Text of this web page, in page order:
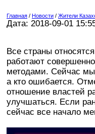
Главная / Новости / Жители
Дата: 2018-09-01
Все страны
работают
методами. Сейчас мы
а кто ошибается.
отношение властей
улучшаться. Если
сейчас все начало